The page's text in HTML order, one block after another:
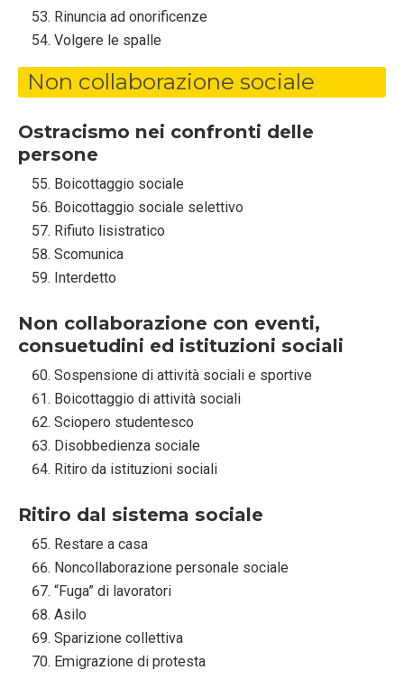
Rinuncia ad onorificenze
Volgere le spalle
Non collaborazione sociale
Ostracismo nei confronti delle
persone
Boicottaggio sociale
Boicottaggio sociale selettivo
Rifiuto lisistratico
Scomunica
Interdetto
Non collaborazione con eventi,
consuetudini ed istituzioni sociali
Sospensione di attività sociali e sportive
Boicottaggio di attività sociali
Sciopero studentesco
Disobbedienza sociale
Ritiro da istituzioni sociali
Ritiro dal sistema sociale
Restare a casa
Noncollaborazione personale sociale
“Fuga” di lavoratori
Asilo
Sparizione collettiva
Emigrazione di protesta